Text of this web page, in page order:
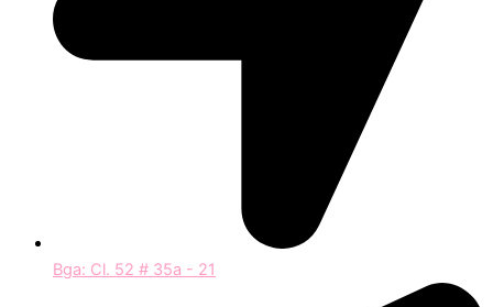
Bga: Cl. 52 # 35a - 21